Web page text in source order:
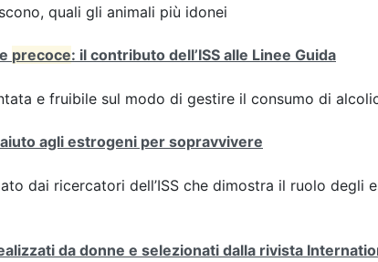
quali gli animali più idonei
precoce: il contributo dell’ISS alle Linee Guida
e fruibile sul modo di gestire il consumo di
agli estrogeni per sopravvivere
dai ricercatori dell’ISS che dimostra il ruolo degli
da donne e selezionati dalla rivista